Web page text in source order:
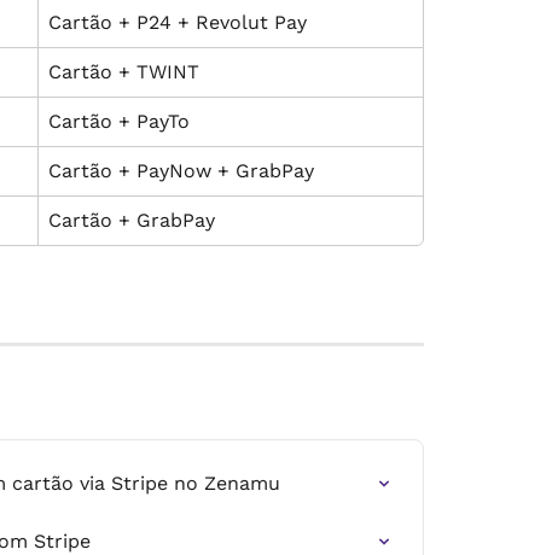
Cartão + P24 + Revolut Pay
Cartão + TWINT
Cartão + PayTo
Cartão + PayNow + GrabPay
Cartão + GrabPay
cartão via Stripe no Zenamu
Stripe